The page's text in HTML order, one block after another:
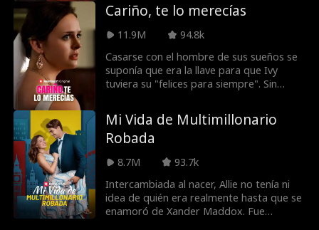
y engañada por su prometido, ¡está harta
y acabada! Para vengarse de quienes la
hicieron daño, Kristine toma una decisión
audaz. ella seduce a Henry, el TÍO de su
prometido infiel y el heredero aparente
de la fortuna de la familia Lockwood...
Cariño, te lo merecías
11.9M
94.8k
Casarse con el hombre de sus sueños se
suponía que era la llave para que Ivy
tuviera su "felices para siempre". Sin
Pero, cuando su esposo cruza la línea, Ivy
revela que no es una ama de casa
multimillonaria y quiere venganza.
Mi Vida de Multimillonario
Robada
8.7M
93.7k
Intercambiada al nacer, Allie no tenía ni
idea de quién era realmente hasta que se
enamoró de Xander Maddox. Fue